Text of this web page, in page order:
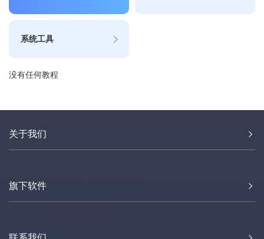
系统工具
没有任何教程
关于我们
旗下软件